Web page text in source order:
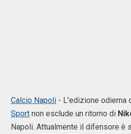
Calcio Napoli - L'edizione odierna
Sport non esclude un ritorno di
Napoli. Attualmente il difensore è